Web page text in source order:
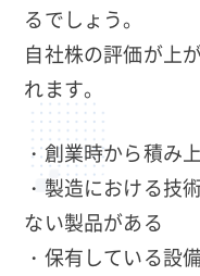
るでしょう。
自社株の評価が上
れます。
・創業時から積み
・製造における技
ない製品がある
・保有している設